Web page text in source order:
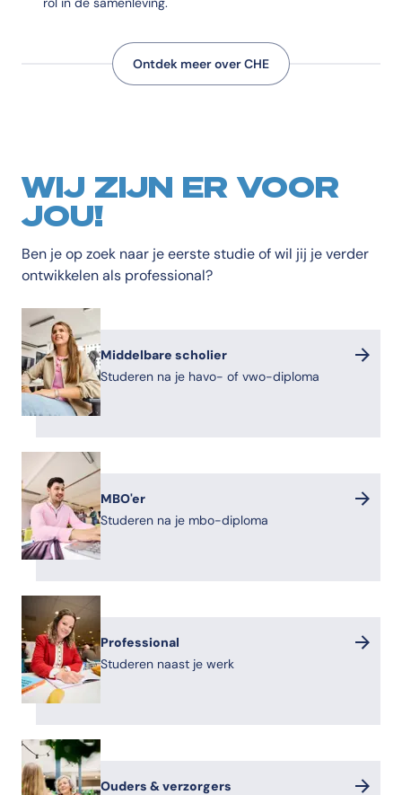
Ontdek meer over CHE
WIJ ZIJN ER VOOR
JOU!
Ben je op zoek naar je eerste studie of wil jij je verder
ontwikkelen als professional?
Middelbare scholier
Studeren na je havo- of vwo-diploma
MBO'er
Studeren na je mbo-diploma
Professional
Studeren naast je werk
Ouders & verzorgers